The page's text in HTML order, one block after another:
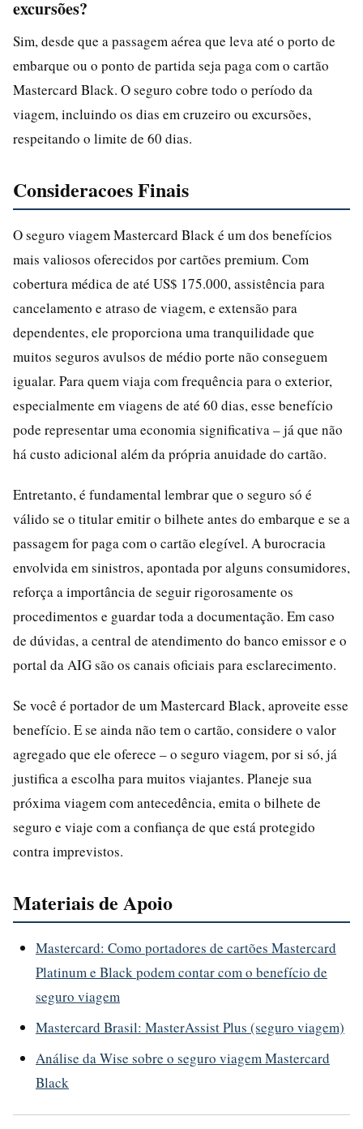
excursões?
Sim, desde que a passagem aérea que leva até o porto de
embarque ou o ponto de partida seja paga com o cartão
Mastercard Black. O seguro cobre todo o período da
viagem, incluindo os dias em cruzeiro ou excursões,
respeitando o limite de 60 dias.
Consideracoes Finais
O seguro viagem Mastercard Black é um dos benefícios
mais valiosos oferecidos por cartões premium. Com
cobertura médica de até US$ 175.000, assistência para
cancelamento e atraso de viagem, e extensão para
dependentes, ele proporciona uma tranquilidade que
muitos seguros avulsos de médio porte não conseguem
igualar. Para quem viaja com frequência para o exterior,
especialmente em viagens de até 60 dias, esse benefício
pode representar uma economia significativa – já que não
há custo adicional além da própria anuidade do cartão.
Entretanto, é fundamental lembrar que o seguro só é
válido se o titular emitir o bilhete antes do embarque e se a
passagem for paga com o cartão elegível. A burocracia
envolvida em sinistros, apontada por alguns consumidores,
reforça a importância de seguir rigorosamente os
procedimentos e guardar toda a documentação. Em caso
de dúvidas, a central de atendimento do banco emissor e o
portal da AIG são os canais oficiais para esclarecimento.
Se você é portador de um Mastercard Black, aproveite esse
benefício. E se ainda não tem o cartão, considere o valor
agregado que ele oferece – o seguro viagem, por si só, já
justifica a escolha para muitos viajantes. Planeje sua
próxima viagem com antecedência, emita o bilhete de
seguro e viaje com a confiança de que está protegido
contra imprevistos.
Materiais de Apoio
Mastercard: Como portadores de cartões Mastercard
Platinum e Black podem contar com o benefício de
seguro viagem
Mastercard Brasil: MasterAssist Plus (seguro viagem)
Análise da Wise sobre o seguro viagem Mastercard
Black